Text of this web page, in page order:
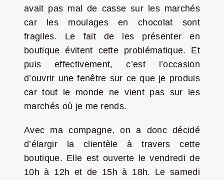
avait pas mal de casse sur les marchés
car les moulages en chocolat sont
fragiles. Le fait de les présenter en
boutique évitent cette problématique. Et
puis effectivement, c’est l’occasion
d’ouvrir une fenêtre sur ce que je produis
car tout le monde ne vient pas sur les
marchés où je me rends.
Avec ma compagne, on a donc décidé
d’élargir la clientèle à travers cette
boutique. Elle est ouverte le vendredi de
10h à 12h et de 15h à 18h. Le samedi